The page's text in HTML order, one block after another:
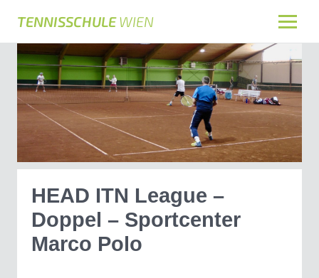
TENNISSCHULEWIEN
HEAD ITN League –
Doppel – Sportcenter
Marco Polo